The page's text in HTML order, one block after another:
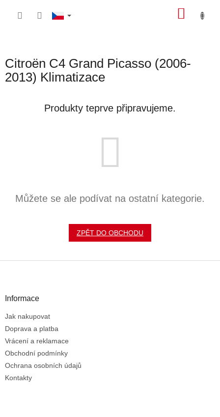
Citroën C4 Grand Picasso (2006-
2013) Klimatizace
Produkty teprve připravujeme.
Můžete se ale podívat na ostatní kategorie.
ZPĚT DO OBCHODU
Informace
Jak nakupovat
Doprava a platba
Vrácení a reklamace
Obchodní podmínky
Ochrana osobních údajů
Kontakty